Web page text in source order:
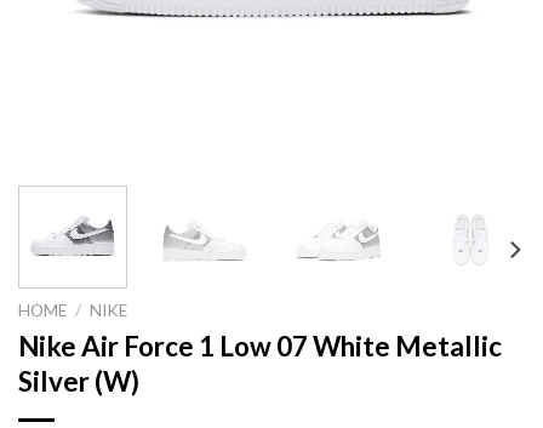
HOME / NIKE
Nike Air Force 1 Low 07 White Metallic
Silver (W)